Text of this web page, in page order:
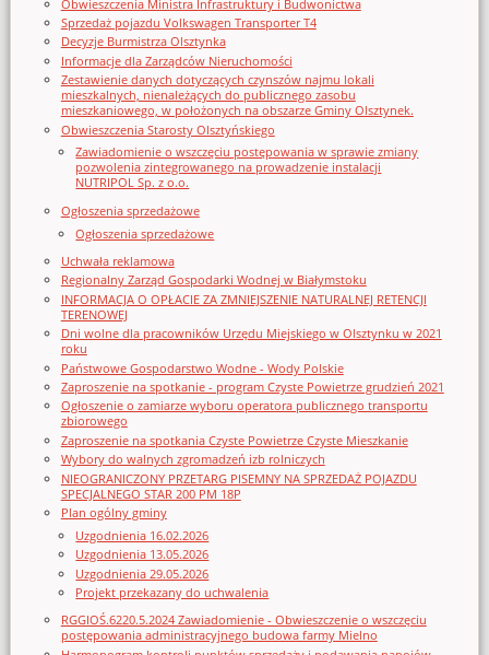
Obwieszczenia Ministra Infrastruktury i Budwonictwa
Sprzedaż pojazdu Volkswagen Transporter T4
Decyzje Burmistrza Olsztynka
Informacje dla Zarządców Nieruchomości
Zestawienie danych dotyczących czynszów najmu lokali
mieszkalnych, nienależących do publicznego zasobu
mieszkaniowego, w położonych na obszarze Gminy Olsztynek.
Obwieszczenia Starosty Olsztyńskiego
Zawiadomienie o wszczęciu postępowania w sprawie zmiany
pozwolenia zintegrowanego na prowadzenie instalacji
NUTRIPOL Sp. z o.o.
Ogłoszenia sprzedażowe
Ogłoszenia sprzedażowe
Uchwała reklamowa
Regionalny Zarząd Gospodarki Wodnej w Białymstoku
INFORMACJA O OPŁACIE ZA ZMNIEJSZENIE NATURALNEJ RETENCJI
TERENOWEJ
Dni wolne dla pracowników Urzędu Miejskiego w Olsztynku w 2021
roku
Państwowe Gospodarstwo Wodne - Wody Polskie
Zaproszenie na spotkanie - program Czyste Powietrze grudzień 2021
Ogłoszenie o zamiarze wyboru operatora publicznego transportu
zbiorowego
Zaproszenie na spotkania Czyste Powietrze Czyste Mieszkanie
Wybory do walnych zgromadzeń izb rolniczych
NIEOGRANICZONY PRZETARG PISEMNY NA SPRZEDAŻ POJAZDU
SPECJALNEGO STAR 200 PM 18P
Plan ogólny gminy
Uzgodnienia 16.02.2026
Uzgodnienia 13.05.2026
Uzgodnienia 29.05.2026
Projekt przekazany do uchwalenia
RGGIOŚ.6220.5.2024 Zawiadomienie - Obwieszczenie o wszczęciu
postępowania administracyjnego budowa farmy Mielno